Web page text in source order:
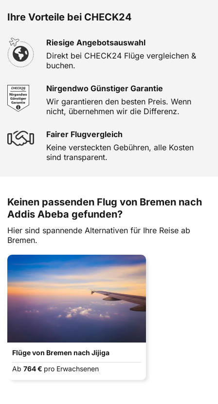
Ihre Vorteile bei CHECK24
Riesige Angebotsauswahl
Direkt bei CHECK24 Flüge vergleichen &
buchen.
Nirgendwo Günstiger Garantie
Wir garantieren den besten Preis. Wenn
nicht, übernehmen wir die Differenz.
Fairer Flugvergleich
Keine versteckten Gebühren, alle Kosten
sind transparent.
Keinen passenden Flug von Bremen nach
Addis Abeba gefunden?
Hier sind spannende Alternativen für Ihre Reise ab
Bremen.
Flüge von Bremen nach Jijiga
Ab 764 € pro Erwachsenen